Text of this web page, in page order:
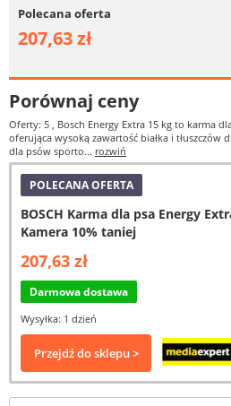
Polecana oferta
207,63 zł
Porównaj ceny
Oferty: 5 , Bosch Energy Extra 15 kg to karma
oferująca wysoką zawartość białka i tłuszczów
dla psów sporto... rozwiń
POLECANA OFERTA
BOSCH Karma dla psa Energy
Kamera 10% taniej
207,63 zł
Darmowa dostawa
Wysyłka: 1 dzień
Przejdź do sklepu >